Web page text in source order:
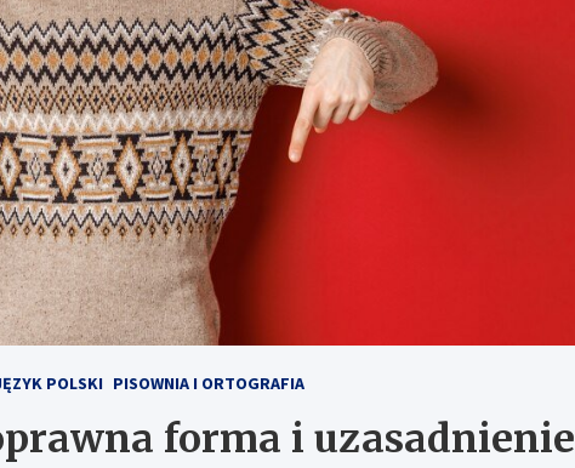
POLSKI PISOWNIA I ORTOGRAFIA
forma i uzasadnienie